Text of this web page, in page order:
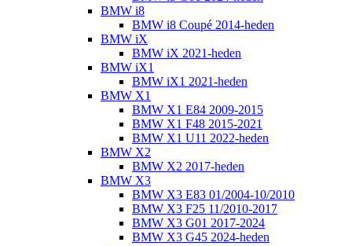
BMW i8
BMW i8 Coupé 2014-heden
BMW iX
BMW iX 2021-heden
BMW iX1
BMW iX1 2021-heden
BMW X1
BMW X1 E84 2009-2015
BMW X1 F48 2015-2021
BMW X1 U11 2022-heden
BMW X2
BMW X2 2017-heden
BMW X3
BMW X3 E83 01/2004-10/2010
BMW X3 F25 11/2010-2017
BMW X3 G01 2017-2024
BMW X3 G45 2024-heden